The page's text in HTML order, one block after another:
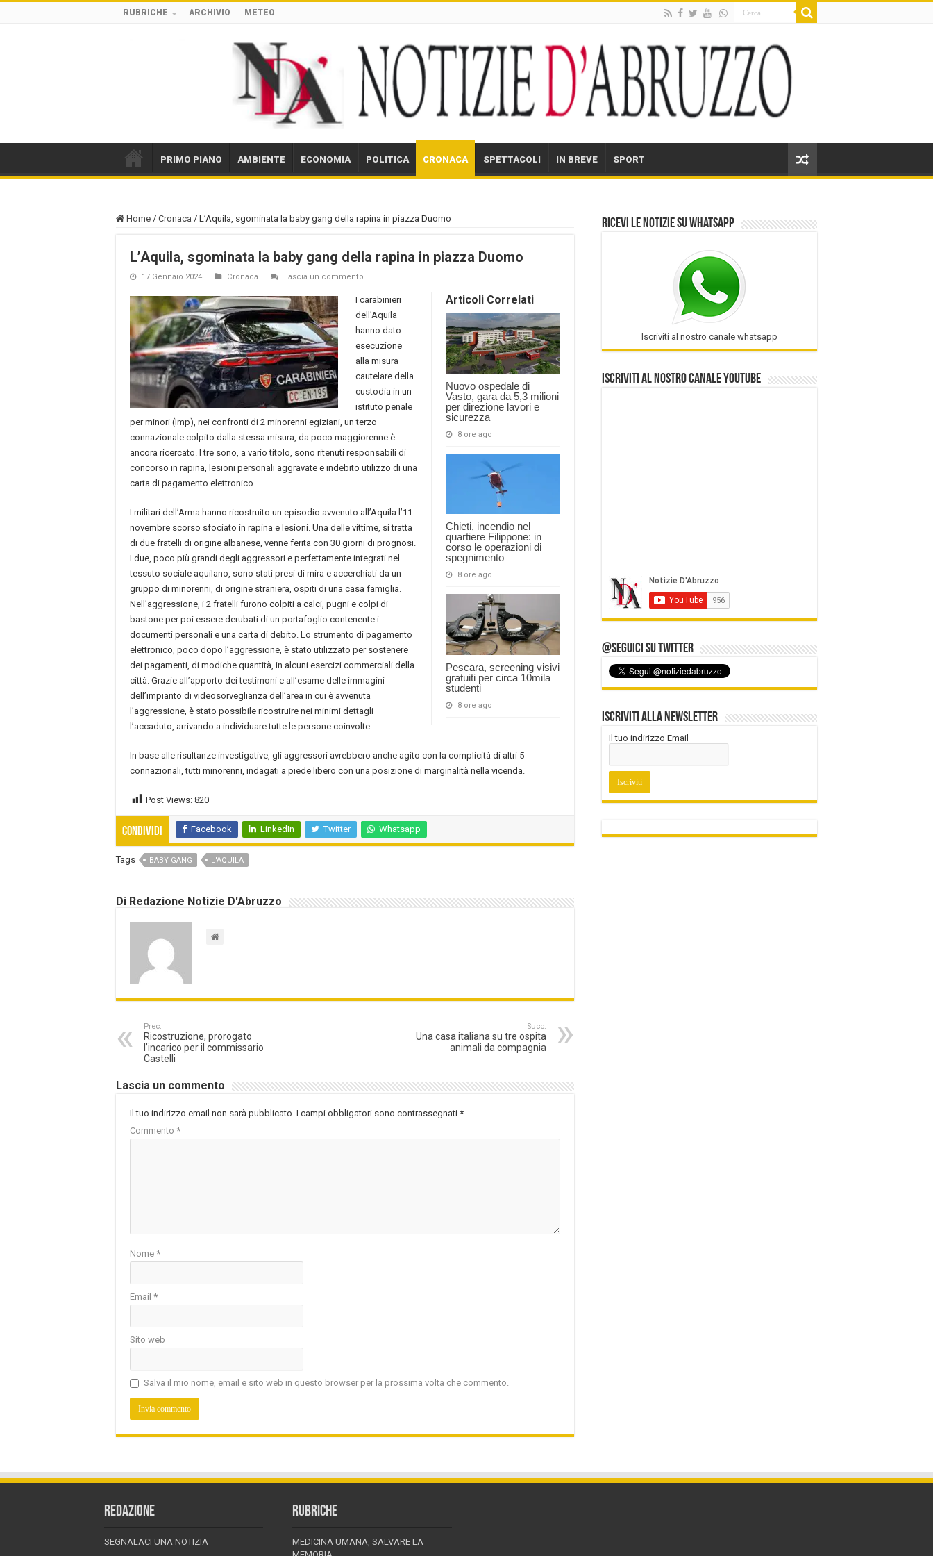
RUBRICHE ARCHIVIO METEO
PRIMO PIANO AMBIENTE ECONOMIA POLITICA CRONACA SPETTACOLI IN BREVE SPORT
Home / Cronaca / L’Aquila, sgominata la baby gang della rapina in piazza Duomo
L’Aquila, sgominata la baby gang della rapina in piazza Duomo
17 Gennaio 2024 Cronaca Lascia un commento
Articoli Correlati
Nuovo ospedale di
Vasto, gara da 5,3 milioni
per direzione lavori e
sicurezza
8 ore ago
Chieti, incendio nel
quartiere Filippone: in
corso le operazioni di
spegnimento
8 ore ago
Pescara, screening visivi
gratuiti per circa 10mila
studenti
8 ore ago
I carabinieri
dell’Aquila
hanno dato
esecuzione
alla misura
cautelare della
custodia in un
istituto penale
per minori (Imp), nei confronti di 2 minorenni egiziani, un terzo
connazionale colpito dalla stessa misura, da poco maggiorenne è
ancora ricercato. I tre sono, a vario titolo, sono ritenuti responsabili di
concorso in rapina, lesioni personali aggravate e indebito utilizzo di una
carta di pagamento elettronico.
I militari dell’Arma hanno ricostruito un episodio avvenuto all’Aquila l’11
novembre scorso sfociato in rapina e lesioni. Una delle vittime, si tratta
di due fratelli di origine albanese, venne ferita con 30 giorni di prognosi.
I due, poco più grandi degli aggressori e perfettamente integrati nel
tessuto sociale aquilano, sono stati presi di mira e accerchiati da un
gruppo di minorenni, di origine straniera, ospiti di una casa famiglia.
Nell’aggressione, i 2 fratelli furono colpiti a calci, pugni e colpi di
bastone per poi essere derubati di un portafoglio contenente i
documenti personali e una carta di debito. Lo strumento di pagamento
elettronico, poco dopo l’aggressione, è stato utilizzato per sostenere
dei pagamenti, di modiche quantità, in alcuni esercizi commerciali della
città. Grazie all’apporto dei testimoni e all’esame delle immagini
dell’impianto di videosorveglianza dell’area in cui è avvenuta
l’aggressione, è stato possibile ricostruire nei minimi dettagli
l’accaduto, arrivando a individuare tutte le persone coinvolte.
In base alle risultanze investigative, gli aggressori avrebbero anche agito con la complicità di altri 5
connazionali, tutti minorenni, indagati a piede libero con una posizione di marginalità nella vicenda.
Post Views: 820
Condividi Facebook LinkedIn Twitter Whatsapp
Tags BABY GANG L'AQUILA
Di Redazione Notizie D'Abruzzo
Prec.
Ricostruzione, prorogato
l’incarico per il commissario
Castelli
Succ.
Una casa italiana su tre ospita
animali da compagnia
Lascia un commento
Il tuo indirizzo email non sarà pubblicato. I campi obbligatori sono contrassegnati *
Commento *
Nome *
Email *
Sito web
Salva il mio nome, email e sito web in questo browser per la prossima volta che commento.
Ricevi le notizie su Whatsapp
Iscriviti al nostro canale whatsapp
Iscriviti al nostro Canale Youtube
@Seguici su Twitter
Iscriviti alla Newsletter
Il tuo indirizzo Email
REDAZIONE
SEGNALACI UNA NOTIZIA
RUBRICHE
MEDICINA UMANA, SALVARE LA